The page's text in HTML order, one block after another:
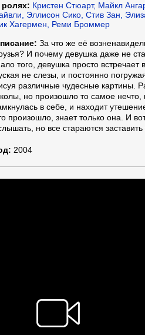
ролях: Кристен Стюарт, Майкл
Эллисон Сико, Стив Зан,
Хагермен, Реми Броммер
За что же её
И почему девушка даже не
того, девушка просто встречает
не слезы, и постоянно
различные чудесные картины.
но произошло то самое нечто,
в себе, и находит
произошло, знает только она. И
но все стараются заставить
2004